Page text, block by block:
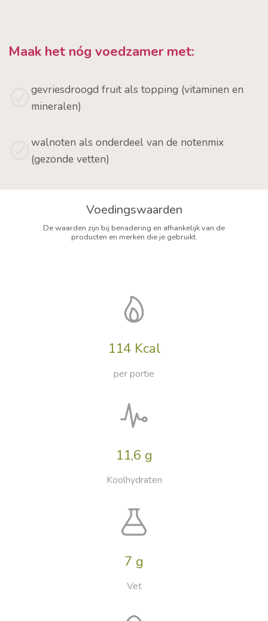
Maak het nóg voedzamer met:
gevriesdroogd fruit als topping (vitaminen en
mineralen)
walnoten als onderdeel van de notenmix
(gezonde vetten)
Voedingswaarden
De waarden zijn bij benadering en afhankelijk van de
producten en merken die je gebruikt.
114 Kcal
per portie
11,6 g
Koolhydraten
7 g
Vet